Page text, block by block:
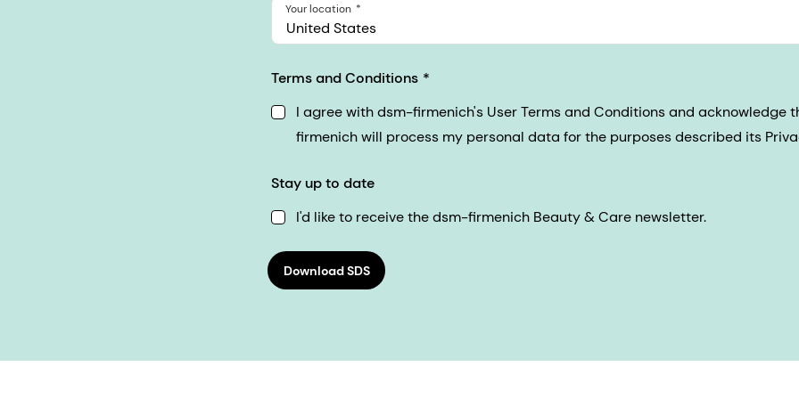
United States
Your location
Terms and Conditions
I agree with dsm-firmenich's User Terms and Conditions and acknowledge
firmenich will process my personal data for the purposes described its
Stay up to date
I'd like to receive the dsm-firmenich Beauty & Care newsletter.
Download SDS